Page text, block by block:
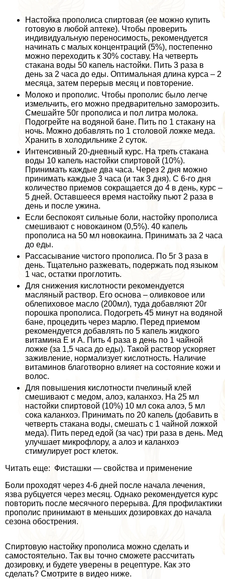
Настойка прополиса спиртовая (ее можно купить
готовую в любой аптеке). Чтобы проверить
индивидуальную переносимость, рекомендуется
начинать с малых концентраций (5%), постепенно
можно переходить к 30% составу. На четверть
стакана воды 50 капель настойки. Пить 3 раза в
день за 2 часа до еды. Оптимальная длина курса – 2
месяца, затем перерыв месяц и повторение.
Молоко и прополис. Чтобы прополис было легче
измельчить, его можно предварительно заморозить.
Смешайте 50г прополиса и пол литра молока.
Подогрейте на водяной бане. Пить по 1 стакану на
ночь. Можно добавлять по 1 столовой ложке меда.
Хранить в холодильнике 2 суток.
Интенсивный 20-дневный курс. На треть стакана
воды 10 капель настойки спиртовой (10%).
Принимать каждые два часа. Через 2 дня можно
принимать каждые 3 часа (и так 3 дня). С 6-го дня
количество приемов сокращается до 4 в день, курс –
5 дней. Оставшееся время настойку пьют 2 раза в
день и после ужина.
Если беспокоят сильные боли, настойку прополиса
смешивают с новокаином (0,5%). 40 капель
прополиса на 50 мл новокаина. Принимать за 2 часа
до еды.
Рассасывание чистого прополиса. По 5г 3 раза в
день. Тщательно разжевать, подержать под языком
1 час, остатки проглотить.
Для снижения кислотности рекомендуется
масляный раствор. Его основа – оливковое или
облепиховое масло (200мл), туда добавляют 20г
порошка прополиса. Подогреть 45 минут на водяной
бане, процедить через марлю. Перед приемом
рекомендуется добавлять по 5 капель жидкого
витамина Е и А. Пить 4 раза в день по 1 чайной
ложке (за 1,5 часа до еды). Такой раствор ускоряет
заживление, нормализует кислотность. Наличие
витаминов благотворно влияет на состояние кожи и
волос.
Для повышения кислотности пчелиный клей
смешивают с медом, алоэ, каланхоэ. На 25 мл
настойки спиртовой (10%) 10 мл сока алоэ, 5 мл
сока каланхоэ. Принимать по 20 капель (добавить в
четверть стакана воды, смешать с 1 чайной ложкой
меда). Пить перед едой (за час) три раза в день. Мед
улучшает микрофлору, а алоэ и каланхоэ
стимулирует рост клеток.
Читать еще: Фисташки — свойства и применение
Боли проходят через 4-6 дней после начала лечения,
язва рубцуется через месяц. Однако рекомендуется курс
повторить после мecячного перерыва. Для профилактики
прополис принимают в меньших дозировках до начала
сезона обострения.
Спиртовую настойку прополиса можно сделать и
самостоятельно. Так вы точно сможете рассчитать
дозировку, и будете уверены в рецептуре. Как это
сделать? Смотрите в видео ниже.